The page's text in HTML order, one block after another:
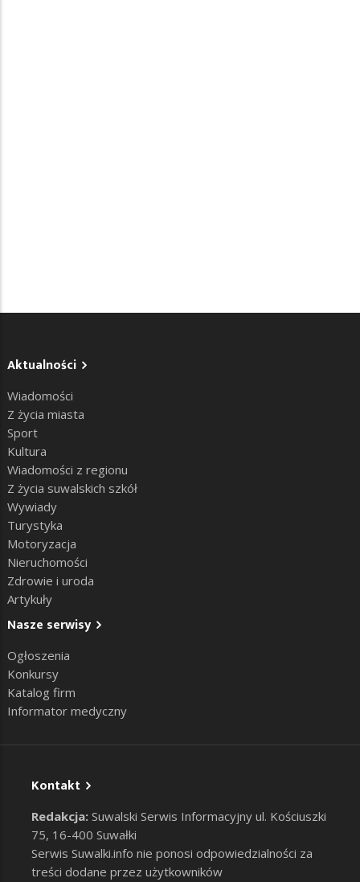
Aktualności
Wiadomości
Z życia miasta
Sport
Kultura
Wiadomości z regionu
Z życia suwalskich szkół
Wywiady
Turystyka
Motoryzacja
Nieruchomości
Zdrowie i uroda
Artykuły
Nasze serwisy
Ogłoszenia
Konkursy
Katalog firm
Informator medyczny
Kontakt
Redakcja: Suwalski Serwis Informacyjny ul. Kościuszki
75, 16-400 Suwałki
Serwis Suwalki.info nie ponosi odpowiedzialności za
treści dodane przez użytkowników